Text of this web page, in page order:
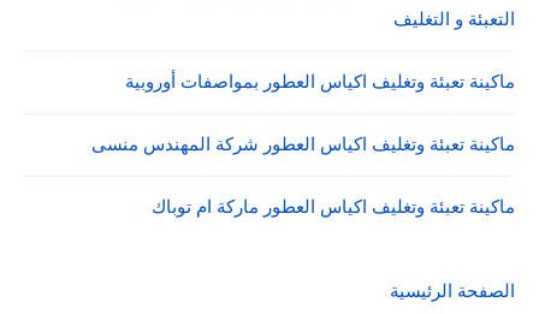
التعبئة و التغليف
ماكينة تعبئة وتغليف اكياس العطور بمواصفات أوروبية
ماكينة تعبئة وتغليف اكياس العطور شركة المهندس منسى
ماكينة تعبئة وتغليف اكياس العطور ماركة ام توباك
الصفحة الرئيسية